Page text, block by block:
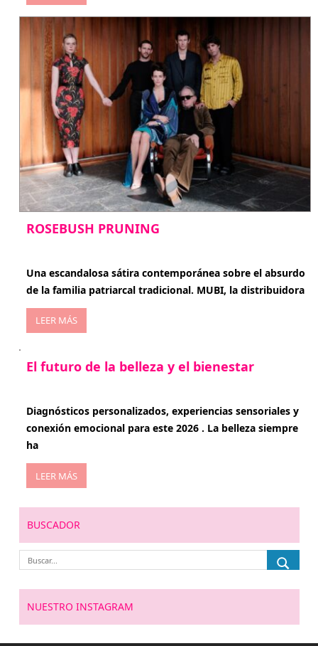
ROSEBUSH PRUNING
Una escandalosa sátira contemporánea sobre el absurdo
de la familia patriarcal tradicional. MUBI, la distribuidora
LEER MÁS
El futuro de la belleza y el bienestar
Diagnósticos personalizados, experiencias sensoriales y
conexión emocional para este 2026 . La belleza siempre
ha
LEER MÁS
BUSCADOR
NUESTRO INSTAGRAM